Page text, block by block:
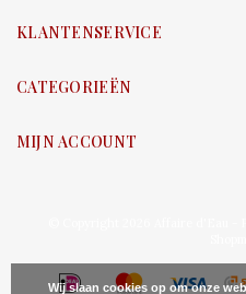
KLANTENSERVICE
CATEGORIEËN
MIJN ACCOUNT
Wij slaan cookies op om onze